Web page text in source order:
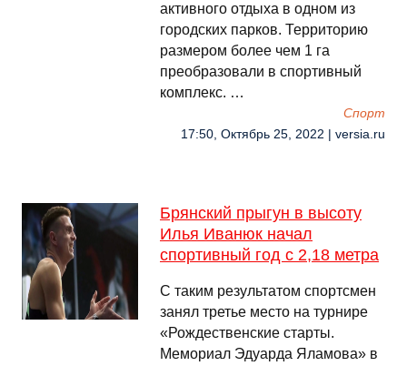
активного отдыха в одном из
городских парков. Территорию
размером более чем 1 га
преобразовали в спортивный
комплекс. …
Спорт
17:50, Октябрь 25, 2022 | versia.ru
Брянский прыгун в высоту
Илья Иванюк начал
спортивный год с 2,18 метра
С таким результатом спортсмен
занял третье место на турнире
«Рождественские старты.
Мемориал Эдуарда Яламова» в